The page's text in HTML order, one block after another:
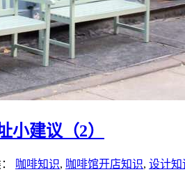
小建议（2）
咖啡知识, 咖啡馆开店知识, 设计知